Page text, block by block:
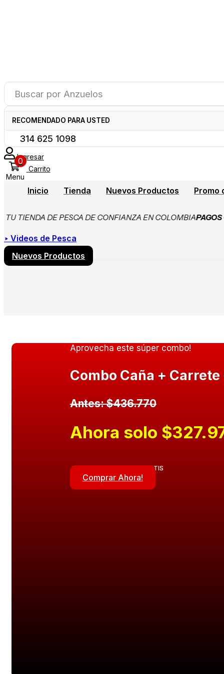
Buscar por Anzuelos
RECOMENDADO PARA USTED
Línea de Pedidos
314 625 1098
Ingresar
0
Carrito
Menu
Inicio Tienda Nuevos Productos Promo
DE PESCA DE CONFIANZA EN COLOMBIAPAGOS CON
‣ Videos de Pesca
Nuevos Productos
Aprovecha este súper combo!
Combo Caña + Carrete
Antes: $436.770
Ahora solo
ACCESORIOS + ENVIO GRATIS
Comprar Ahora!